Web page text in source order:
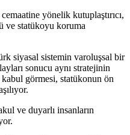
yönelik kutuplaştırıcı,
ve statükoyu koruma
siyasal sistemin varoluşsal bir
sonucu aynı stratejinin
görmesi, statükonun ön
ve duyarlı insanların